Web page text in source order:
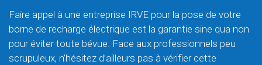
Faire appel à une entreprise IRVE pour la pose de votre
borne de recharge électrique est la garantie sine qua non
pour éviter toute bévue. Face aux professionnels peu
scrupuleux, n’hésitez d’ailleurs pas à vérifier cette